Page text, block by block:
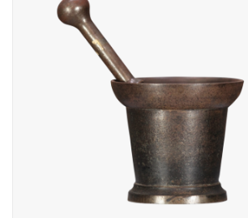
Objecten
Decoratieve Outdoor
Vloeren - Steen, Terra Cotta